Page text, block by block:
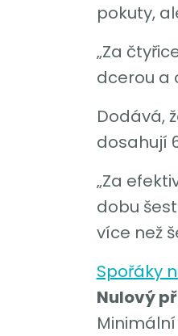
pokuty,
„Za
dcerou a
Dodává,
dosahují
„Za
dobu
více než
Spořáky
Nulový